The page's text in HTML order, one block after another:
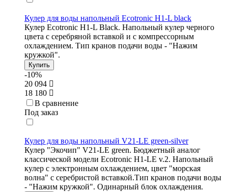
Кулер для воды напольный Ecotronic H1-L black
Кулер Ecotronic H1-L Black. Напольный кулер черного
цвета с серебряной вставкой и с компрессорным
охлаждением. Тип кранов подачи воды - "Нажим
кружкой".
Купить
-10%
20 094
18 180
В сравнение
Под заказ
Кулер для воды напольный V21-LE green-silver
Кулер "Экочип" V21-LE green. Бюджетный аналог
классической модели Ecotronic H1-LE v.2. Напольный
кулер с электронным охлаждением, цвет "морская
волна" с серебристой вставкой.Тип кранов подачи воды
- "Нажим кружкой". Одинарный блок охлаждения.